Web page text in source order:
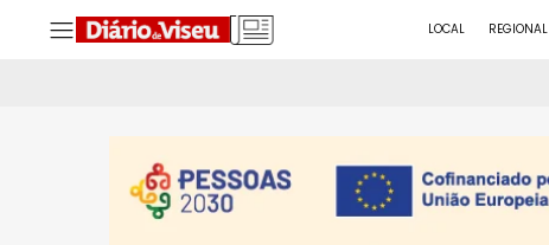
LOCAL REGIONAL